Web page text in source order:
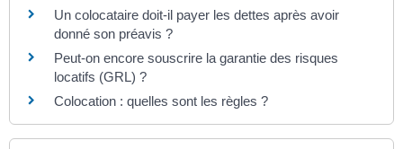
Un colocataire doit-il payer les dettes après avoir
donné son préavis ?
Peut-on encore souscrire la garantie des risques
locatifs (GRL) ?
Colocation : quelles sont les règles ?